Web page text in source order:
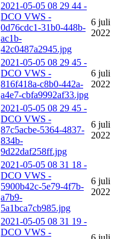
2021-05-05 08 29 44 -
DCO VWS -
0d76cdc1-31b0-448b-
ac1b-
42c0487a2945.jpg
6 juli
2022
2021-05-05 08 29 45 -
DCO VWS -
816f418a-c8b0-442a-
a4e7-cbfa9992af33.jpg
6 juli
2022
2021-05-05 08 29 45 -
DCO VWS -
87c5acbe-5364-4837-
834b-
9d22daf258ff.jpg
6 juli
2022
2021-05-05 08 31 18 -
DCO VWS -
5900b42c-5e79-4f7b-
a7b9-
5a1bca7cb985.jpg
6 juli
2022
2021-05-05 08 31 19 -
DCO VWS -